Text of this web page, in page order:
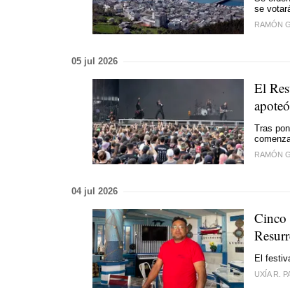
se
RAMÓN
05 jul 2026
El
Tras
RAMÓN
04 jul 2026
Cinco
El
UXÍA R.